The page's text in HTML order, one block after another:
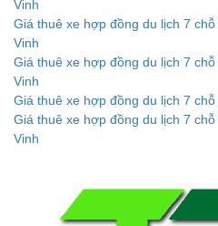
Vinh
Giá thuê xe hợp đồng du lịch 7
Vinh
Giá thuê xe hợp đồng du lịch 7
Vinh
Giá thuê xe hợp đồng du lịch 7
Giá thuê xe hợp đồng du lịch 7
Vinh